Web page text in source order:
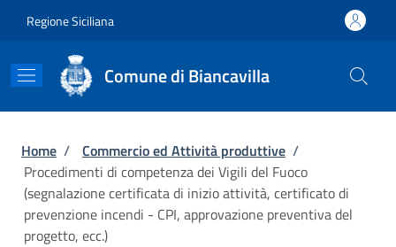
Regione Siciliana
Comune di Biancavilla
Briciole di pane
Home / Commercio ed Attività produttive /
Procedimenti di competenza dei Vigili del Fuoco
(segnalazione certificata di inizio attività, certificato di
prevenzione incendi - CPI, approvazione preventiva del
progetto, ecc.)